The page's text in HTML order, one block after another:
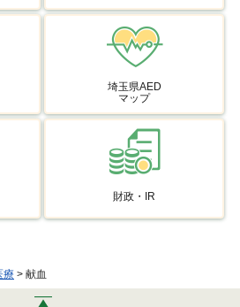
埼玉県AED
マップ
財政・IR
療 > 献血